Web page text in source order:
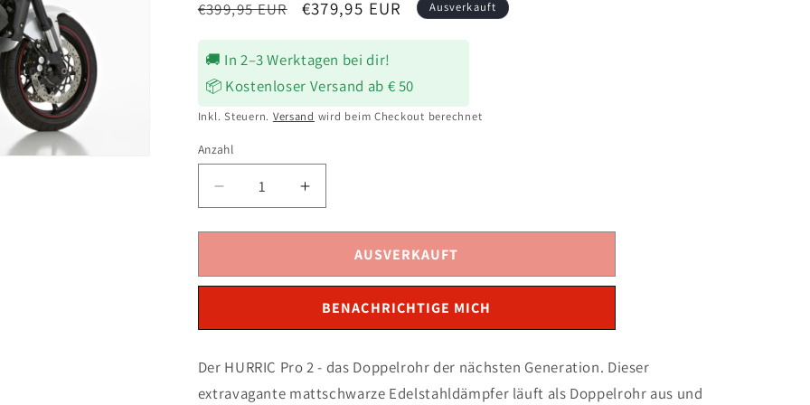
Normaler
€399,95 EUR Verkaufspreis
€379,95 EUR Ausverkauft
🚚 In 2–3 Werktagen bei dir!
📦 Kostenloser Versand ab € 50
Inkl. Steuern. Versand wird beim Checkout berechnet
Anzahl
Verringere
die
Menge
HURRIC
Auspuff
passend
für
Erhöhe
die
Menge
HURRIC
Auspuff
passend
für
AUSVERKAUFT
BENACHRICHTIGE MICH
Der HURRIC Pro 2 - das Doppelrohr der nächsten Generation. Dieser
extravagante mattschwarze Edelstahldämpfer läuft als Doppelrohr aus und